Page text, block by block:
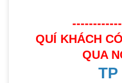
QUÍ KHÁCH
QUA